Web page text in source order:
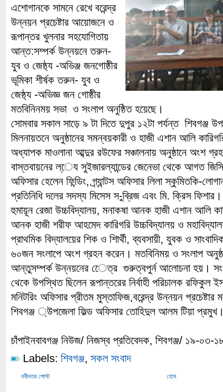
এশোগানকে সামনে রেখে বরেন্দ্র
উন্নয়ন প্রচেষ্টার আয়োজনে ও
রূপান্তর খুলনার সহযোগিতায়
আন্ত:সম্পর্ক উন্নয়নে তরুন-
যুব ও জেষ্ঠ্য -অভিঞ্জ জনগোষ্ঠীর
ভূমিকা শীর্ষক তরুন- যুব ও
জেষ্ঠ্য -অভিজ্ঞ জন গোষ্ঠীর
মতবিনিনময় সভা ও সংলাপ অনুষ্ঠিত হয়েছে।
সোমবার সকাল সাড়ে ৯ টা দিতে দুপুর ১২টা পর্যন্ত শিবগঞ্জ
মিলনায়তনে অনুষ্ঠানের সমন্বয়কারী ও হাজী এশান আলি
অধ্যাপক মাওলানা আব্দুর রউফের সঞ্চালনায় অনুষ্ঠানে অংশ
বাস্তবায়নের ল্েয সুইজারল্যান্ডের জেনেভা থেকে আগত
অফিসার হেলেন ফিন্ডিং, গ্র্যান্টস অফিসার লিলা স্কুমিতকি-
প্রতিনিধি দলের সদস্য মিসেস স-ুব্রিজ এবং মি. ক্রিস
হুমায়ূন রেজা উচ্চবিদ্যালয়, মনাকষা আনক হাজী এশান আলি
আনক হাজী শরীফ আহমেদ কারিগরি উচ্চবিদ্যালয় ও
প্রাথমিক বিদ্যালয়ের শিক ও শিার্থী, ব্যবসায়ী, যুবক ও
৬০জন সংলাপে অংশ গ্রহন করেন। মতবিনিময় ও সংলাপ
আন্তুসম্পর্ক উন্নয়নের েেত্র গুরুত্বপুর্ন আলোচনা হয়।
থেকে উপস্থিত ছিলেন রূপান্তরের নির্বাহী পরিচালক রফিকুল
মনিটরিং অফিসার প্রীতম মুস্তাফিজ,বরেন্দ্র উন্নয়ন প্রচেষ্টার
শিবগঞ্জ ্উপজেলা ফিল্ড অফিসার তোহিদুল আলম টিয়া
চাঁপাইনবাবগঞ্জ নিউজ/ নিজস্ব প্রতিবেদক, শিবগঞ্জ/ ১৯-০৩-
Labels: শিবগঞ্জ, সকল সংবাদ
নবীনতর পোস্ট হোম